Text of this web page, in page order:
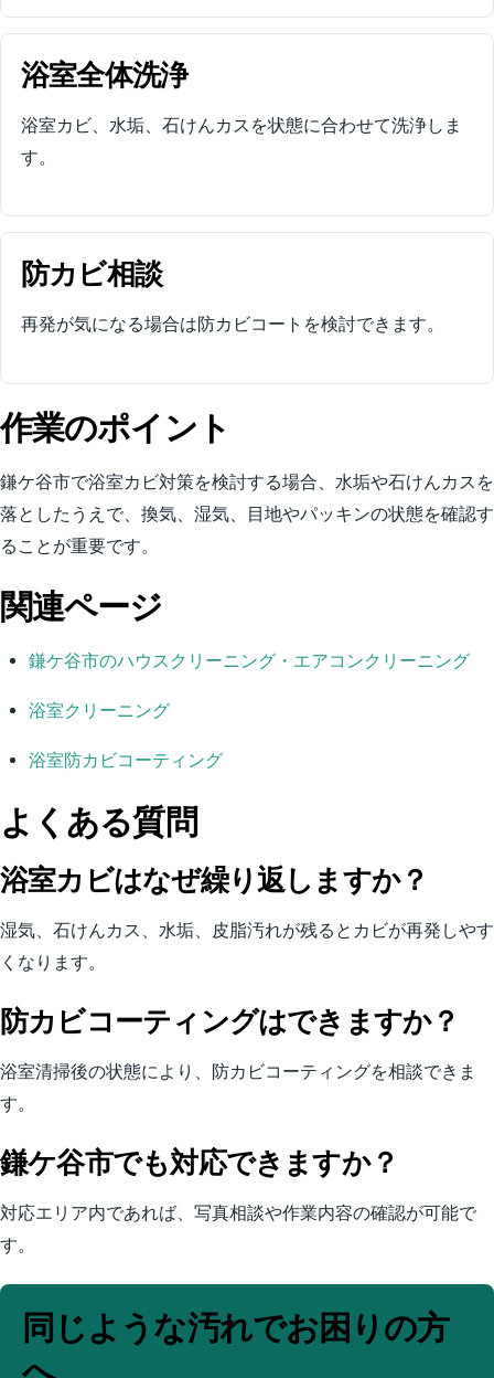
浴室全体洗浄
浴室カビ、水垢、石けんカスを状態に合わせて洗浄しま
す。
防カビ相談
再発が気になる場合は防カビコートを検討できます。
作業のポイント
鎌ケ谷市で浴室カビ対策を検討する場合、水垢や石けんカスを
落としたうえで、換気、湿気、目地やパッキンの状態を確認す
ることが重要です。
関連ページ
鎌ケ谷市のハウスクリーニング・エアコンクリーニング
浴室クリーニング
浴室防カビコーティング
よくある質問
浴室カビはなぜ繰り返しますか？
湿気、石けんカス、水垢、皮脂汚れが残るとカビが再発しやす
くなります。
防カビコーティングはできますか？
浴室清掃後の状態により、防カビコーティングを相談できま
す。
鎌ケ谷市でも対応できますか？
対応エリア内であれば、写真相談や作業内容の確認が可能で
す。
同じような汚れでお困りの方
へ